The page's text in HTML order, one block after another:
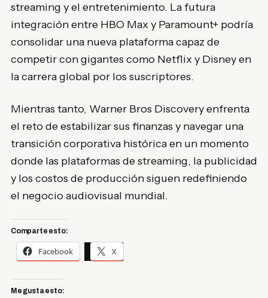
streaming y el entretenimiento. La futura
integración entre HBO Max y Paramount+ podría
consolidar una nueva plataforma capaz de
competir con gigantes como Netflix y Disney en
la carrera global por los suscriptores.
Mientras tanto, Warner Bros Discovery enfrenta
el reto de estabilizar sus finanzas y navegar una
transición corporativa histórica en un momento
donde las plataformas de streaming, la publicidad
y los costos de producción siguen redefiniendo
el negocio audiovisual mundial.
Comparte esto:
Facebook X
Me gusta esto: